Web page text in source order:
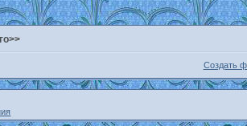
Создать